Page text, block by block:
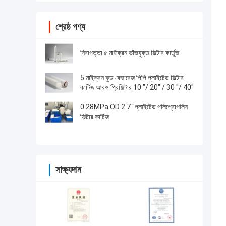
শ্রেষ্ঠ পণ্য
নিরাপত্তা ৫ মাইক্রন ভাঁজযুক্ত ফিল্টার কার্তুজ
5 মাইক্রন ফুড বেভারেজ পিপি প্লাইটেড ফিল্টার
কার্টিজ আরও প্রিফিল্টার 10 "/ 20" / 30 "/ 40"
0.28MPa OD 2.7 "প্লাইটেড পলিপ্রোপলিন
ফিল্টার কার্টিজ
সাক্ষ্যদান